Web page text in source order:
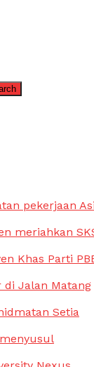
pekerjaan
meriahkan
Khas Parti
di Jalan Matang
Setia